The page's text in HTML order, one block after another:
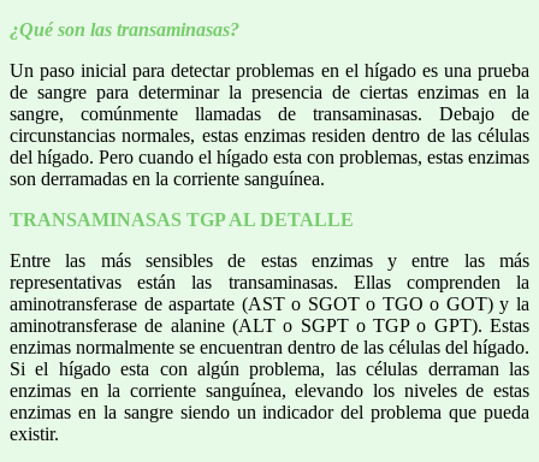
¿Qué son las transaminasas?
Un paso inicial para detectar problemas en el hígado es una prueba
de sangre para determinar la presencia de ciertas enzimas en la
sangre, comúnmente llamadas de transaminasas. Debajo de
circunstancias normales, estas enzimas residen dentro de las células
del hígado. Pero cuando el hígado esta con problemas, estas enzimas
son derramadas en la corriente sanguínea.
TRANSAMINASAS TGP AL DETALLE
Entre las más sensibles de estas enzimas y entre las más
representativas están las transaminasas. Ellas comprenden la
aminotransferase de aspartate (AST o SGOT o TGO o GOT) y la
aminotransferase de alanine (ALT o SGPT o TGP o GPT). Estas
enzimas normalmente se encuentran dentro de las células del hígado.
Si el hígado esta con algún problema, las células derraman las
enzimas en la corriente sanguínea, elevando los niveles de estas
enzimas en la sangre siendo un indicador del problema que pueda
existir.